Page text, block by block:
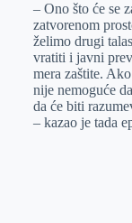
– Ono što će se
zatvorenom
želimo drugi
vratiti i javni
mera zaštite.
nije nemoguće
da će biti
– kazao je tada